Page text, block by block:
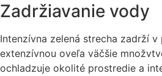
Zadržiavanie vody
Intenzívna zelená strecha zadrží v
extenzívnou oveľa väčšie
ochladzuje okolité prostredie a